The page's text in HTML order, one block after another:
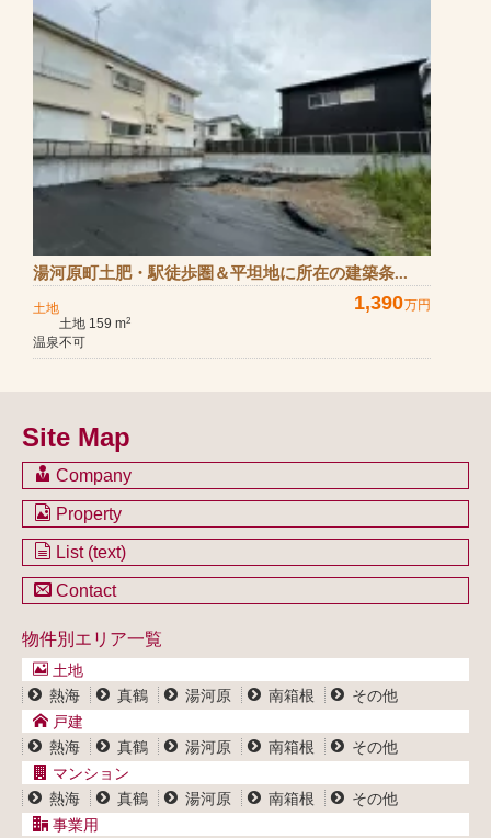
湯河原町土肥・駅徒歩圏＆平坦地に所在の建築条...
土地 1,390万円
土地 159 m2
温泉不可
Site Map
Company
会社のご案内
不動産を購入したい方
不動産を売却したい方
不動産買取システム
Property
土地一覧
戸建一覧
マンション一覧
事業用物件一覧
List (text)
土地一覧
マンション一覧
事業用物件一覧
Contact
ブログ
プライバシーポリシー
サイトポリシー
物件別エリア一覧
土地
熱海
真鶴 湯河原 南箱根
その他
戸建
熱海
真鶴 湯河原 南箱根
その他
マンション
熱海
真鶴 湯河原 南箱根
その他
事業用